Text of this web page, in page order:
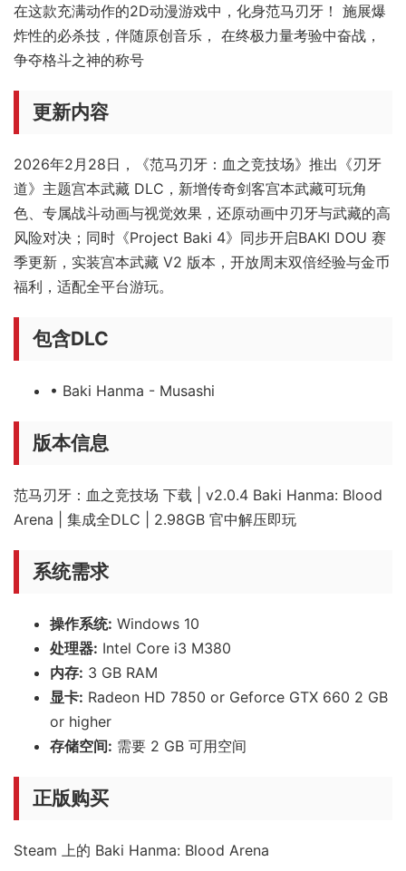
在这款充满动作的2D动漫游戏中，化身范马刃牙！ 施展爆
炸性的必杀技，伴随原创音乐， 在终极力量考验中奋战，
争夺格斗之神的称号
更新内容
2026年2月28日，《范马刃牙：血之竞技场》推出《刃牙
道》主题宫本武藏 DLC，新增传奇剑客宫本武藏可玩角
色、专属战斗动画与视觉效果，还原动画中刃牙与武藏的高
风险对决；同时《Project Baki 4》同步开启BAKI DOU 赛
季更新，实装宫本武藏 V2 版本，开放周末双倍经验与金币
福利，适配全平台游玩。
包含DLC
• Baki Hanma - Musashi
版本信息
范马刃牙：血之竞技场 下载 | v2.0.4 Baki Hanma: Blood
Arena | 集成全DLC | 2.98GB 官中解压即玩
系统需求
操作系统: Windows 10
处理器: Intel Core i3 M380
内存: 3 GB RAM
显卡: Radeon HD 7850 or Geforce GTX 660 2 GB
or higher
存储空间: 需要 2 GB 可用空间
正版购买
Steam 上的 Baki Hanma: Blood Arena